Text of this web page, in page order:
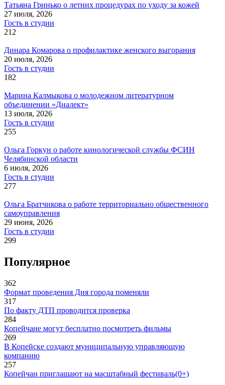
Татьяна Гринько о летних процедурах по уходу за кожей
27 июля, 2026
Гость в студии
212
Динара Комарова о профилактике женского выгорания
20 июля, 2026
Гость в студии
182
Марина Калмыкова о молодежном литературном
объединении «Диалект»
13 июля, 2026
Гость в студии
255
Ольга Горкун о работе кинологической службы ФСИН
Челябинской области
6 июля, 2026
Гость в студии
277
Ольга Братчикова о работе территориально общественного
самоуправления
29 июня, 2026
Гость в студии
299
Популярное
362
Формат проведения Дня города поменяли
317
По факту ДТП проводится проверка
284
Копейчане могут бесплатно посмотреть фильмы
269
В Копейске создают муниципальную управляющую
компанию
257
Копейчан приглашают на масштабный фестиваль(0+)